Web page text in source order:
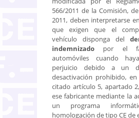
566/2011 de la Comisión,
2011, deben interpretarse
que exigen que el
vehículo disponga del
indemnizado por el
automóviles cuando
perjuicio debido a un
desactivación prohibido,
citado artículo 5, apartado
ese fabricante mediante la
un programa
homologación de tipo CE de